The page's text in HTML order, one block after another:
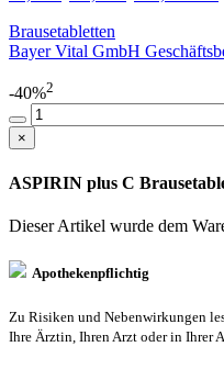
Brausetabletten
Bayer Vital GmbH
-40%2
×
ASPIRIN plus C
Dieser Artikel wurde dem
Apothekenpflichtig
Zu Risiken und Nebenwirkungen
Ihre Ärztin, Ihren Arzt oder in Ihrer